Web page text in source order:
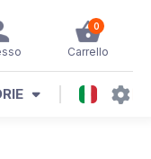
0
Carrello